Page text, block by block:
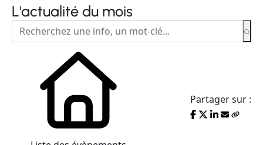
L'actualité du mois
Partager sur :